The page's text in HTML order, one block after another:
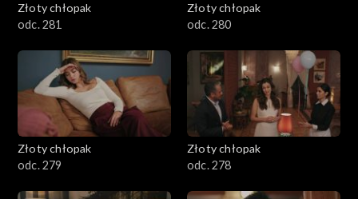
Złoty chłopak
odc. 281
Złoty chłopak
odc. 280
Złoty chłopak
odc. 279
Złoty chłopak
odc. 278